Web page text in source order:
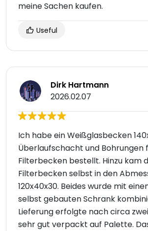
meine Sachen kaufen.
Useful
Dirk Hartmann
2026.02.07
Ich habe ein Weißglasbecken
Überlaufschacht und Bohrungen
Filterbecken bestellt. Hinzu kam
Filterbecken selbst in den
120x40x30. Beides wurde mit
selbst gebauten Schrank
Lieferung erfolgte nach circa
sehr gut verpackt auf Palette.